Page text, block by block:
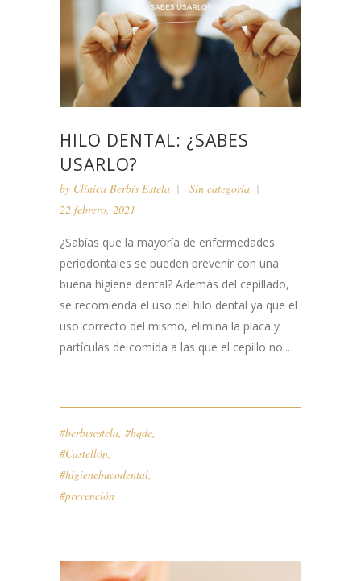
HILO DENTAL: ¿SABES
USARLO?
by Clínica Berbís Estela
Sin categoría
22 febrero, 2021
¿Sabías que la mayoría de enfermedades
periodontales se pueden prevenir con una
buena higiene dental? Además del cepillado,
se recomienda el uso del hilo dental ya que el
uso correcto del mismo, elimina la placa y
partículas de comida a las que el cepillo no...
#berbisestela, #bqdc,
#Castellón,
#higienebucodental,
#prevención